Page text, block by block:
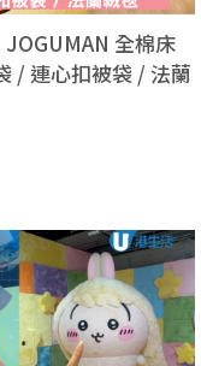
全棉床
/ 連心扣被袋 / 法蘭